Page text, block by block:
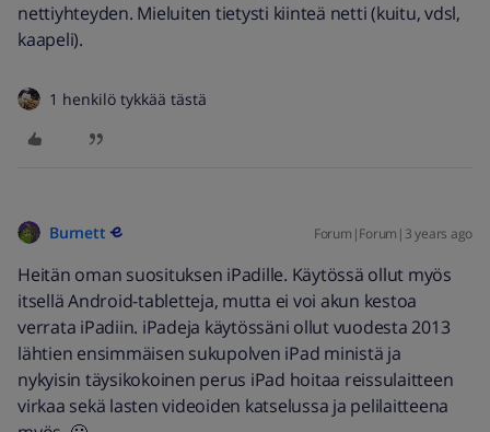
nettiyhteyden. Mieluiten tietysti kiinteä netti (kuitu, vdsl,
kaapeli).
1 henkilö tykkää tästä
Burnett Forum|Forum|3 years ago
Heitän oman suosituksen iPadille. Käytössä ollut myös
itsellä Android-tabletteja, mutta ei voi akun kestoa
verrata iPadiin. iPadeja käytössäni ollut vuodesta 2013
lähtien ensimmäisen sukupolven iPad ministä ja
nykyisin täysikokoinen perus iPad hoitaa reissulaitteen
virkaa sekä lasten videoiden katselussa ja pelilaitteena